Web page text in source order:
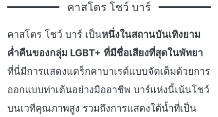
คาสโตร โชว์ บาร์
คาสโตร โชว์ บาร์ เป็นหนึ่งในสถานบันเทิงยาม
ค่ำคืนของกลุ่ม LGBT+ ที่มีชื่อเสียงที่สุดในพัทยา
ที่นี่มีการแสดงแดร็กคาบาเรต์แบบจัดเต็มด้วยการ
ออกแบบท่าเต้นอย่างมืออาชีพ บาร์แห่งนี้เน้นโชว์
บนเวทีคุณภาพสูง รวมถึงการแสดงใต้น้ำที่เป็น